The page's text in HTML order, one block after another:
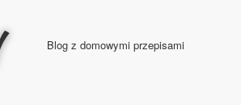
Blog z domowymi przepisami